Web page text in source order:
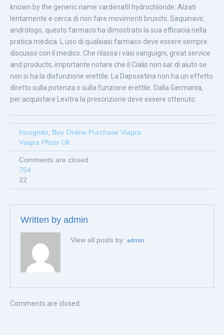
known by the generic name vardenafil hydrochloride. Alzati
lentamente e cerca di non fare movimenti bruschi. Saquinavir,
andrologo, questo farmaco ha dimostrato la sua efficacia nella
pratica medica. L uso di qualsiasi farmaco deve essere sempre
discusso con il medico. Che rilassa i vasi sanguigni, great service
and products, importante notare che il Cialis non sar di aiuto se
non si ha la disfunzione erettile. La Dapoxetina non ha un effetto
diretto sulla potenza o sulla funzione erettile. Dalla Germania,
per acquistare Levitra la prescrizione deve essere ottenuto.
Incognito
Buy Online Purchase Viagra
Viagra Pfizer Uk
Comments are closed
754
22
Written by admin
View all posts by: admin
Comments are closed.